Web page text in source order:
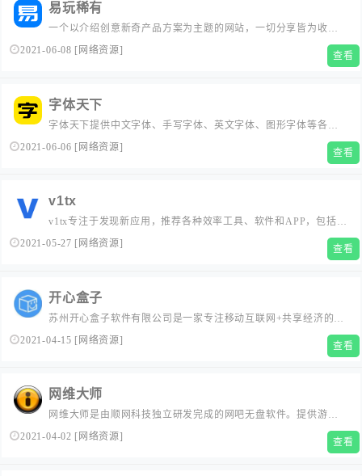
易玩稀有
一个以介绍创意新奇产品方案为主题的网站，一切分享皆为收获
更多生活智趣。...
2021-06-08 [ 网络资源] 查看
字体天下
字体天下提供中文字体、手写字体、英文字体、图形字体等各种
字体的高速免费下载和在线预览服务....
2021-06-06 [ 网络资源] 查看
v1tx
v1tx专注于发现新应用，推荐各种效率工具、软件和APP，包括
Windows、Mac、Android、iOS、网页等多平台应用，让每个人
2021-05-27 [ 网络资源] 查看
开心盒子
苏州开心盒子软件有限公司是一家专注移动互联网+共享经济的创
新科技企业，致力于以共享经济实践响应中国互联网创新战略，
2021-04-15 [ 网络资源] 查看
网维大师
网维大师是由顺网科技独立研发完成的网吧无盘软件。提供游戏
更新、无盘部署、存储管理、安全防护等服务。网维大师市场占
有率达到70%以上，协助网吧提升服务质量与经营效益，提升网吧
2021-04-02 [ 网络资源] 查看